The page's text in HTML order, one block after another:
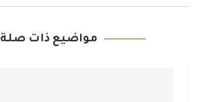
مواضيع ذات صلة